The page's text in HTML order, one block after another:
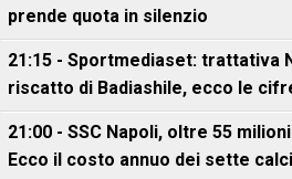
prende quota in silenzio
21:15 - Sportmediaset: trattativa
riscatto di Badiashile, ecco le
21:00 - SSC Napoli, oltre 55
Ecco il costo annuo dei sette